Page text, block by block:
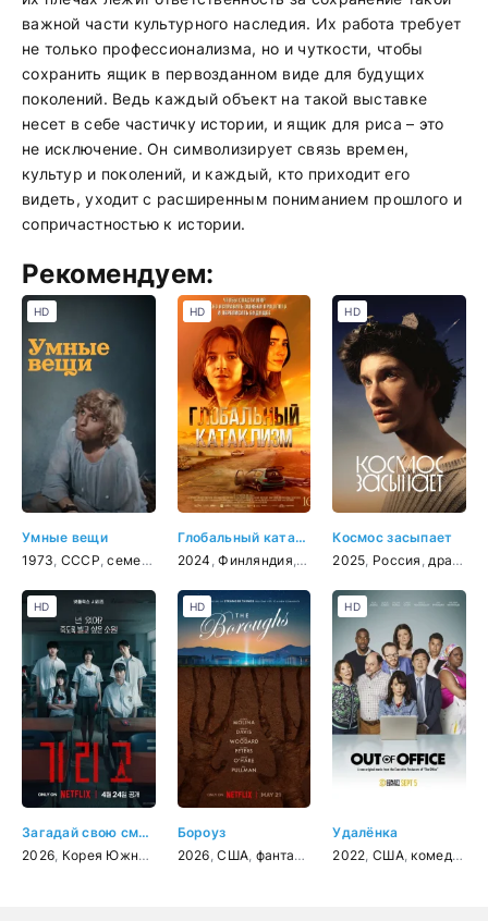
важной части культурного наследия. Их работа требует
не только профессионализма, но и чуткости, чтобы
сохранить ящик в первозданном виде для будущих
поколений. Ведь каждый объект на такой выставке
несет в себе частичку истории, и ящик для риса – это
не исключение. Он символизирует связь времен,
культур и поколений, и каждый, кто приходит его
видеть, уходит с расширенным пониманием прошлого и
сопричастностью к истории.
Рекомендуем:
Умные вещи
1973 СССР ,семейный ,фэнтези
HD
Глобальный катаклизм
2024 ,Финляндия драма
HD
Космос засыпает
2025 Россия драма
HD
Загадай свою смерть
2026 Корея Южная ужасы
HD
Бороуз
2026 ,США фантастика ,фэнтези,драма,
HD
Удалёнка
2022 США, комедия
HD